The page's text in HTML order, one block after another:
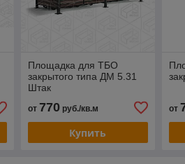
Площадка для ТБО
закрытого типа ДМ 5.31
Штак
от 770руб./кв.м
Купить
от